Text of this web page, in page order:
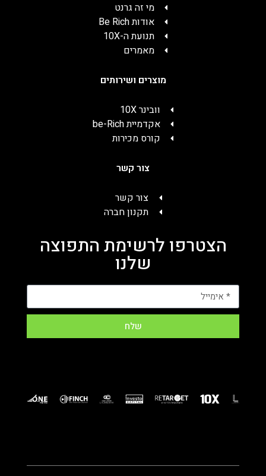
מי זה גרנט
אודות Be Rich
תנועת ה-10X
מאמרים
מוצרים ושירותים
וובינר 10X
אקדמיית be-Rich
קורס מכירות
צור קשר
צור קשר
תקנון חברה
הצטרפו לרשימת התפוצה
שלנו
שלח